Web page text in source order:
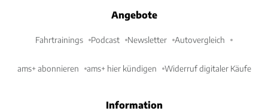
Angebote
Fahrtrainings Podcast Newsletter Autovergleich
ams+ abonnieren ams+ hier kündigen Widerruf digitaler Käufe
Information